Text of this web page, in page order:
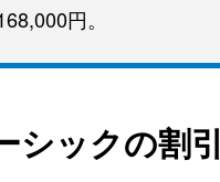
円。
シックの割引